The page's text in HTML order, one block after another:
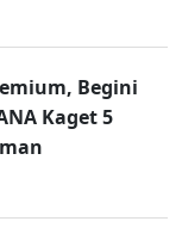
Begini
Kaget 5